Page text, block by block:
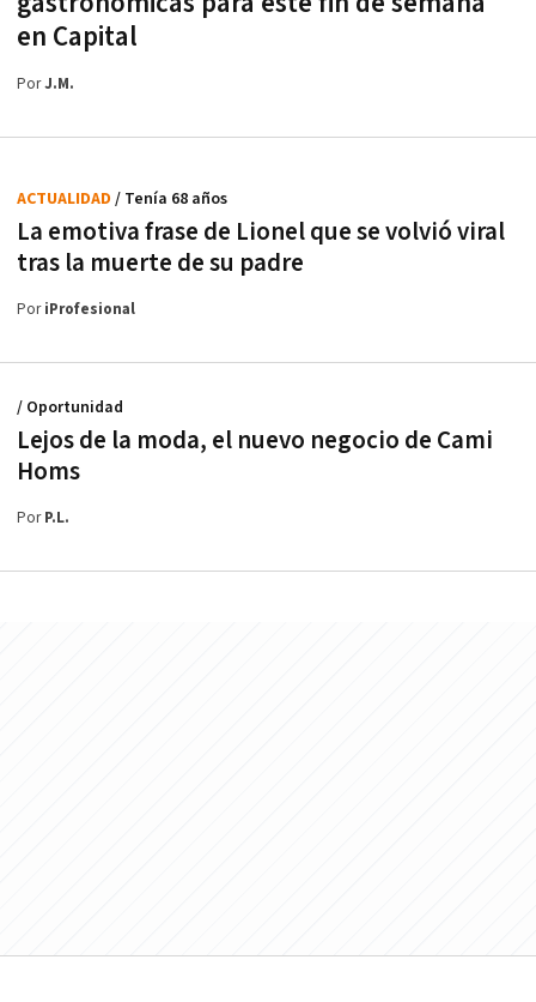
en Capital
PorJ.M.
La emotiva frase de Lionel que se volvió viral
tras la muerte de su padre
ACTUALIDAD / Tenía 68 años
PoriProfesional
Lejos de la moda, el nuevo negocio de Cami
Homs
/ Oportunidad
PorP.L.